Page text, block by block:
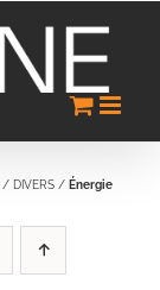
/ DIVERS / Énergie